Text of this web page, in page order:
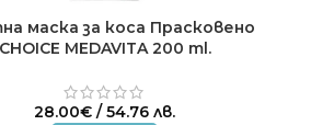
маска за коса Прасковено
CHOICE MEDAVITA 200 ml.
28.00€ / 54.76 лв.